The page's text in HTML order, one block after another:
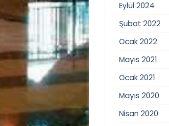
Eylül 2024
Şubat 2022
Ocak 2022
Mayıs 2021
Ocak 2021
Mayıs 2020
Nisan 2020